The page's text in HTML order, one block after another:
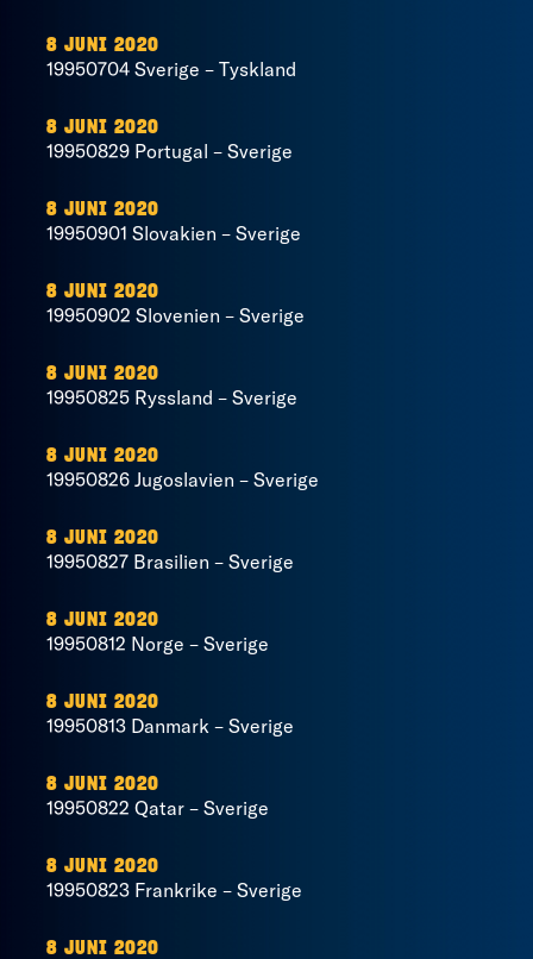
8 JUNI 2020
19950704 Sverige – Tyskland
8 JUNI 2020
19950829 Portugal – Sverige
8 JUNI 2020
19950901 Slovakien – Sverige
8 JUNI 2020
19950902 Slovenien – Sverige
8 JUNI 2020
19950825 Ryssland – Sverige
8 JUNI 2020
19950826 Jugoslavien – Sverige
8 JUNI 2020
19950827 Brasilien – Sverige
8 JUNI 2020
19950812 Norge – Sverige
8 JUNI 2020
19950813 Danmark – Sverige
8 JUNI 2020
19950822 Qatar – Sverige
8 JUNI 2020
19950823 Frankrike – Sverige
8 JUNI 2020